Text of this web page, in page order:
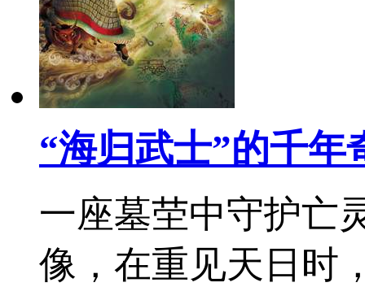
“海归武士”的千年
一座墓茔中守护亡
像，在重见天日时